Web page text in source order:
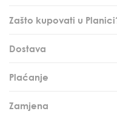
Zašto kupovati u
Dostava
Plaćanje
Zamjena